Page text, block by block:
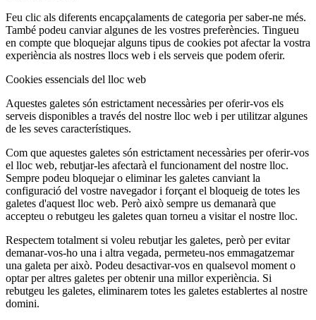
Feu clic als diferents encapçalaments de categoria per saber-ne més.
També podeu canviar algunes de les vostres preferències. Tingueu
en compte que bloquejar alguns tipus de cookies pot afectar la vostra
experiència als nostres llocs web i els serveis que podem oferir.
Cookies essencials del lloc web
Aquestes galetes són estrictament necessàries per oferir-vos els
serveis disponibles a través del nostre lloc web i per utilitzar algunes
de les seves característiques.
Com que aquestes galetes són estrictament necessàries per oferir-vos
el lloc web, rebutjar-les afectarà el funcionament del nostre lloc.
Sempre podeu bloquejar o eliminar les galetes canviant la
configuració del vostre navegador i forçant el bloqueig de totes les
galetes d'aquest lloc web. Però això sempre us demanarà que
accepteu o rebutgeu les galetes quan torneu a visitar el nostre lloc.
Respectem totalment si voleu rebutjar les galetes, però per evitar
demanar-vos-ho una i altra vegada, permeteu-nos emmagatzemar
una galeta per això. Podeu desactivar-vos en qualsevol moment o
optar per altres galetes per obtenir una millor experiència. Si
rebutgeu les galetes, eliminarem totes les galetes establertes al nostre
domini.